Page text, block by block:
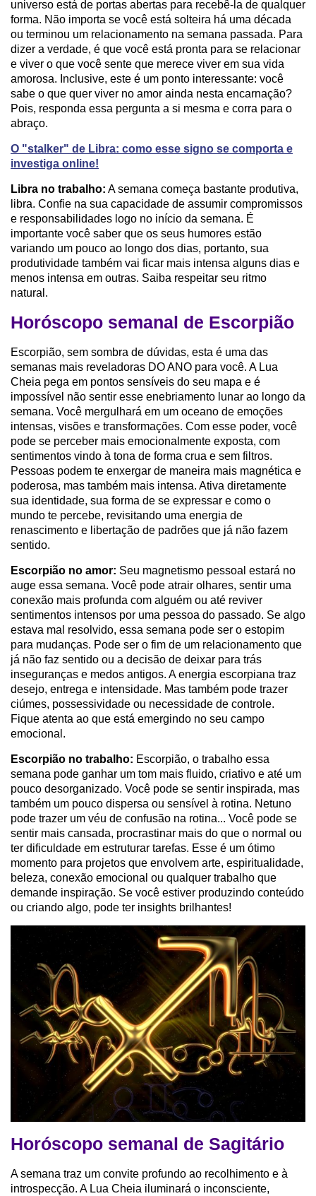
universo está de portas abertas para recebê-la de qualquer
forma. Não importa se você está solteira há uma década
ou terminou um relacionamento na semana passada. Para
dizer a verdade, é que você está pronta para se relacionar
e viver o que você sente que merece viver em sua vida
amorosa. Inclusive, este é um ponto interessante: você
sabe o que quer viver no amor ainda nesta encarnação?
Pois, responda essa pergunta a si mesma e corra para o
abraço.
O "stalker" de Libra: como esse signo se comporta e
investiga online!
Libra no trabalho: A semana começa bastante produtiva,
libra. Confie na sua capacidade de assumir compromissos
e responsabilidades logo no início da semana. É
importante você saber que os seus humores estão
variando um pouco ao longo dos dias, portanto, sua
produtividade também vai ficar mais intensa alguns dias e
menos intensa em outras. Saiba respeitar seu ritmo
natural.
Horóscopo semanal de Escorpião
Escorpião, sem sombra de dúvidas, esta é uma das
semanas mais reveladoras DO ANO para você. A Lua
Cheia pega em pontos sensíveis do seu mapa e é
impossível não sentir esse enebriamento lunar ao longo da
semana. Você mergulhará em um oceano de emoções
intensas, visões e transformações. Com esse poder, você
pode se perceber mais emocionalmente exposta, com
sentimentos vindo à tona de forma crua e sem filtros.
Pessoas podem te enxergar de maneira mais magnética e
poderosa, mas também mais intensa. Ativa diretamente
sua identidade, sua forma de se expressar e como o
mundo te percebe, revisitando uma energia de
renascimento e libertação de padrões que já não fazem
sentido.
Escorpião no amor: Seu magnetismo pessoal estará no
auge essa semana. Você pode atrair olhares, sentir uma
conexão mais profunda com alguém ou até reviver
sentimentos intensos por uma pessoa do passado. Se algo
estava mal resolvido, essa semana pode ser o estopim
para mudanças. Pode ser o fim de um relacionamento que
já não faz sentido ou a decisão de deixar para trás
inseguranças e medos antigos. A energia escorpiana traz
desejo, entrega e intensidade. Mas também pode trazer
ciúmes, possessividade ou necessidade de controle.
Fique atenta ao que está emergindo no seu campo
emocional.
Escorpião no trabalho: Escorpião, o trabalho essa
semana pode ganhar um tom mais fluido, criativo e até um
pouco desorganizado. Você pode se sentir inspirada, mas
também um pouco dispersa ou sensível à rotina. Netuno
pode trazer um véu de confusão na rotina... Você pode se
sentir mais cansada, procrastinar mais do que o normal ou
ter dificuldade em estruturar tarefas. Esse é um ótimo
momento para projetos que envolvem arte, espiritualidade,
beleza, conexão emocional ou qualquer trabalho que
demande inspiração. Se você estiver produzindo conteúdo
ou criando algo, pode ter insights brilhantes!
Horóscopo semanal de Sagitário
A semana traz um convite profundo ao recolhimento e à
introspecção. A Lua Cheia iluminará o inconsciente,